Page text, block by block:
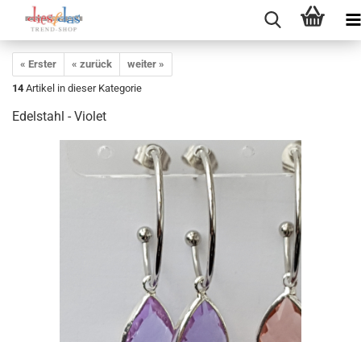
« Erster « zurück
weiter »
14 Artikel in dieser Kategorie
Edelstahl - Violet